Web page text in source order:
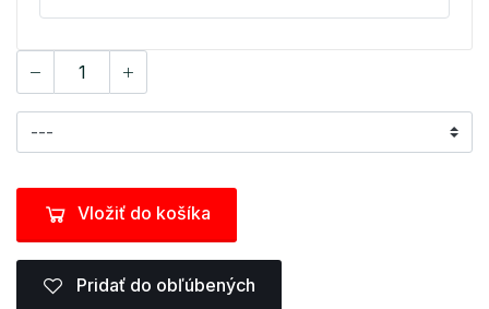
Vložiť do košíka
Pridať do obľúbených